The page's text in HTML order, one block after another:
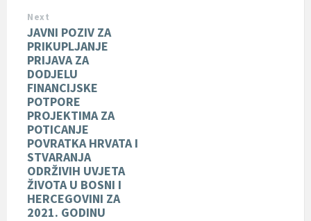
Next
JAVNI POZIV ZA
PRIKUPLJANJE
PRIJAVA ZA
DODJELU
FINANCIJSKE
POTPORE
PROJEKTIMA ZA
POTICANJE
POVRATKA HRVATA I
STVARANJA
ODRŽIVIH UVJETA
ŽIVOTA U BOSNI I
HERCEGOVINI ZA
2021. GODINU